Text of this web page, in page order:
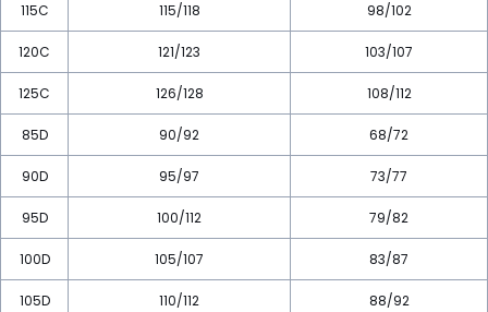
115C 115/118 98/102
120C 121/123 103/107
125C 126/128 108/112
85D 90/92 68/72
90D 95/97 73/77
95D 100/112 79/82
100D 105/107 83/87
105D 110/112 88/92